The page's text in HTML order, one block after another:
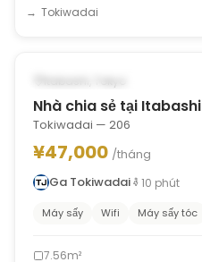
Tokiwadai
Itabashi, Tokyo
Nhà chia sẻ tại Itabashi
Tokiwadai — 206
¥47,000 /tháng
Ga Tokiwadai
10 phút
Máy sấy Wifi Máy sấy tóc
7.56m²